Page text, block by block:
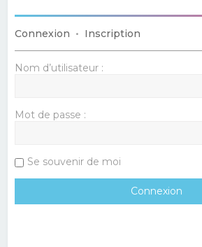
Connexion • Inscription
Nom d’utilisateur :
Mot de passe :
Se souvenir de moi